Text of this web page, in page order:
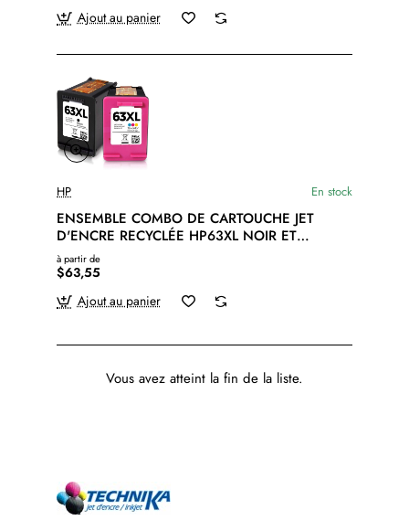
Ajout au panier
HP En stock
ENSEMBLE COMBO DE CARTOUCHE JET
D'ENCRE RECYCLÉE HP63XL NOIR ET
COULEUR
à partir de
$63,55
Ajout au panier
Vous avez atteint la fin de la liste.